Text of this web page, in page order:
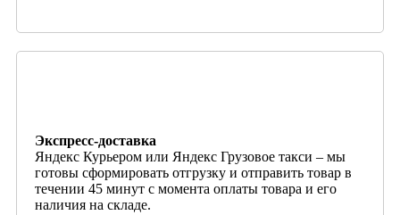
Экспресс-доставка
Яндекс Курьером или Яндекс Грузовое такси – мы
готовы сформировать отгрузку и отправить товар в
течении 45 минут с момента оплаты товара и его
наличия на складе.